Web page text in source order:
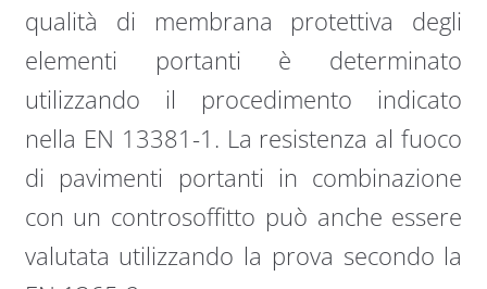
qualità di membrana protettiva degli
elementi portanti è determinato
utilizzando il procedimento indicato
nella EN 13381-1. La resistenza al fuoco
di pavimenti portanti in combinazione
con un controsoffitto può anche essere
valutata utilizzando la prova secondo la